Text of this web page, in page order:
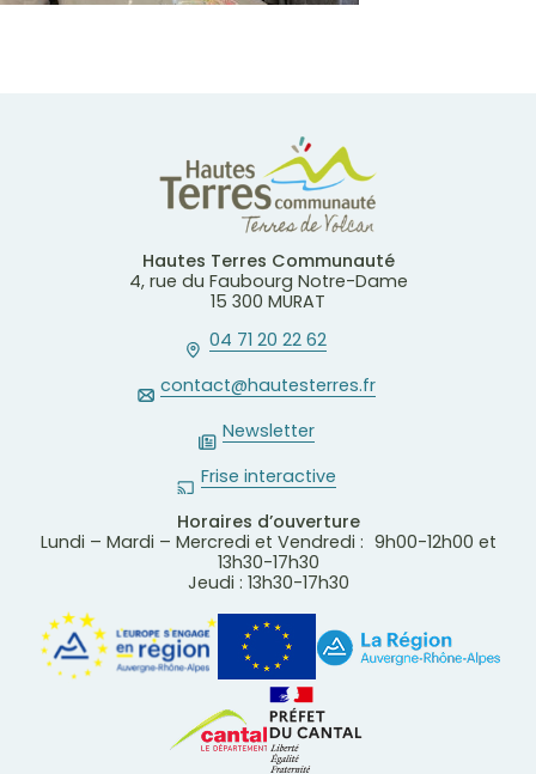
Hautes Terres Communauté
4, rue du Faubourg Notre-Dame
15 300 MURAT
04 71 20 22 62
contact@hautesterres.fr
Newsletter
Frise interactive
Horaires d’ouverture
Lundi – Mardi – Mercredi et Vendredi : 9h00-12h00 et
13h30-17h30
Jeudi : 13h30-17h30